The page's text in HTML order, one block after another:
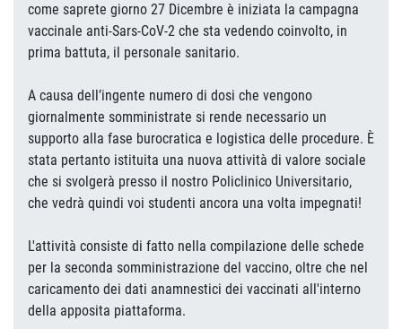
come saprete giorno 27 Dicembre è iniziata la campagna
vaccinale anti-Sars-CoV-2 che sta vedendo coinvolto, in
prima battuta, il personale sanitario.
A causa dell’ingente numero di dosi che vengono
giornalmente somministrate si rende necessario un
supporto alla fase burocratica e logistica delle procedure. È
stata pertanto istituita una nuova attività di valore sociale
che si svolgerà presso il nostro Policlinico Universitario,
che vedrà quindi voi studenti ancora una volta impegnati!
L'attività consiste di fatto nella compilazione delle schede
per la seconda somministrazione del vaccino, oltre che nel
caricamento dei dati anamnestici dei vaccinati all'interno
della apposita piattaforma.